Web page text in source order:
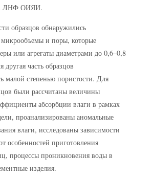
в ЛНФ ОИЯИ.
образцов обнаружились
и поры, которые
или агрегаты диаметрами до 0,6–0,8
часть образцов
малой степенью пористости. Для
были рассчитаны величины
абсорбции влаги в рамках
проанализированы аномальные
влаги, исследованы зависимости
особенностей приготовления
процессы проникновения воды в
изделия.